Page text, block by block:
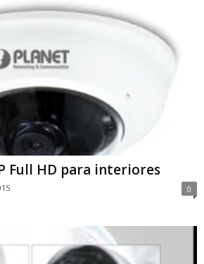
Full HD para interiores
0